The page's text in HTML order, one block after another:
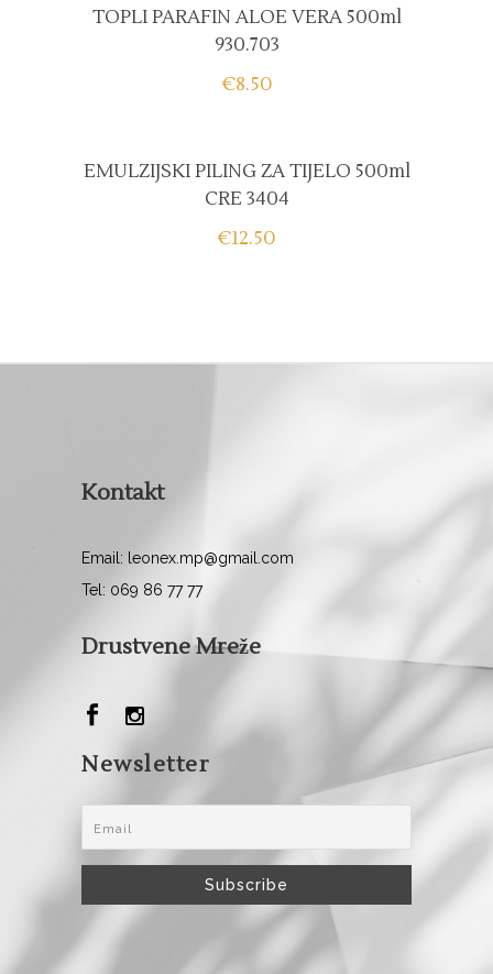
TOPLI PARAFIN ALOE VERA 500ml
930.703
€8.50
EMULZIJSKI PILING ZA TIJELO 500ml
CRE 3404
€12.50
Kontakt
Email: leonex.mp@gmail.com
Tel: 069 86 77 77
Drustvene Mreže
Newsletter